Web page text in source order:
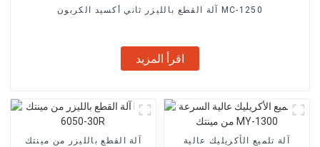
آلة القطع بالليزر ثاني أكسيد الكربون MC-1250
اقرأ المزيد
آلة القطع بالليزر من مينتك
آلة تلميع الأكريليك عالية